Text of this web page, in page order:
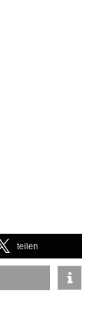
teilen